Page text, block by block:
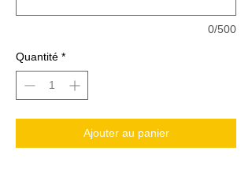
0/500
Quantité *
Ajouter au panier